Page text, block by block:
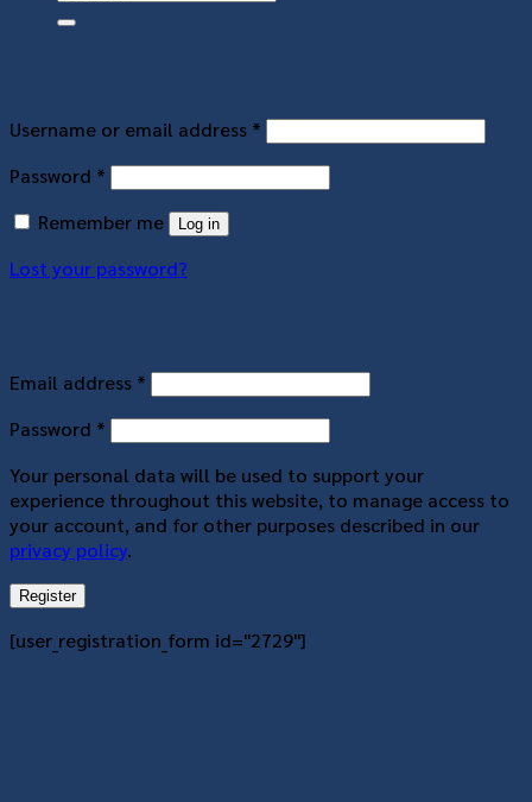
Username or email address * Required
Password * Required
Remember me
Log in
Lost your password?
Email address * Required
Password * Required
Your personal data will be used to support your
experience throughout this website, to manage access to
your account, and for other purposes described in our
privacy policy.
Register
[user_registration_form id="2729"]